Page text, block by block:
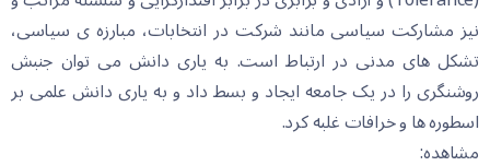
نیز مشارکت سیاسی مانند شرکت در انتخابات، مبارزه ی سیاسی،
تشکل های مدنی در ارتباط است. به یاری دانش می توان جنبش
روشنگری را در یک جامعه ایجاد و بسط داد و به یاری دانش علمی بر
اسطوره ها و خرافات غلبه کرد.
مشاهده: